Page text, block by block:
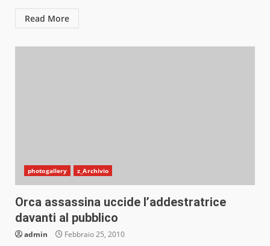
Read More
photogallery z_Archivio
Orca assassina uccide l’addestratrice
davanti al pubblico
admin Febbraio 25, 2010